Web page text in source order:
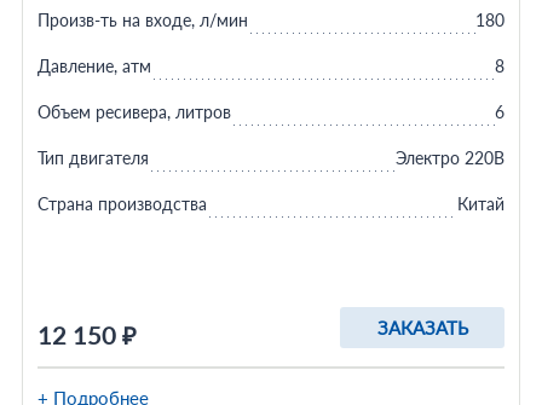
12 150 ₽ ЗАКАЗАТЬ
Произв-ть на входе, л/мин 180
Давление, атм 8
Объем ресивера, литров 6
Тип двигателя Электро 220В
Страна производства Китай
+ Подробнее